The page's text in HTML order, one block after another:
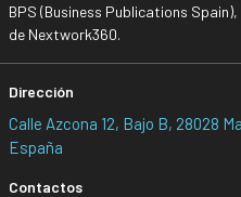
BPS (Business Publications
de Nextwork360.
Dirección
Calle Azcona 12, Bajo B, 28028
España
Contactos